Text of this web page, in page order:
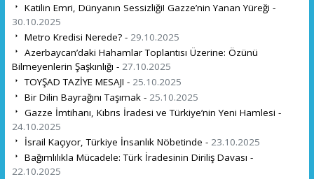
Katilin Emri, Dünyanın Sessizliği! Gazze’nin Yanan Yüreği -
30.10.2025
Metro Kredisi Nerede? - 29.10.2025
Azerbaycan’daki Hahamlar Toplantısı Üzerine: Özünü
Bilmeyenlerin Şaşkınlığı - 27.10.2025
TOYŞAD TAZİYE MESAJI - 25.10.2025
Bir Dilin Bayrağını Taşımak - 25.10.2025
Gazze İmtihanı, Kıbrıs İradesi ve Türkiye’nin Yeni Hamlesi -
24.10.2025
İsrail Kaçıyor, Türkiye İnsanlık Nöbetinde - 23.10.2025
Bağımlılıkla Mücadele: Türk İradesinin Diriliş Davası -
22.10.2025